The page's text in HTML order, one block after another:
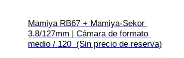
Mamiya RB67 + Mamiya-Sekor
3.8/127mm | Cámara de formato
medio / 120  (Sin precio de reserva)